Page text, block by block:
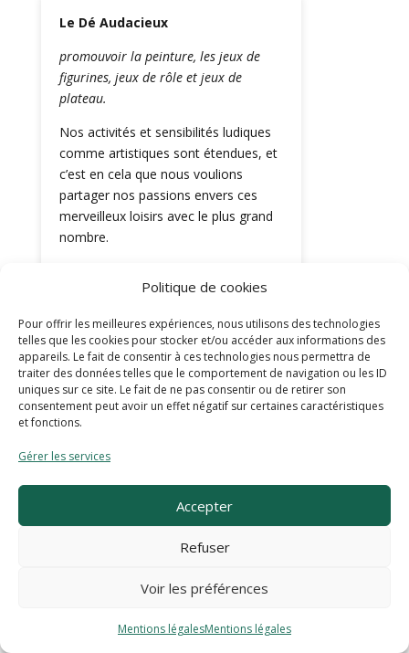
Politique de cookies
Pour offrir les meilleures expériences, nous utilisons des technologies
telles que les cookies pour stocker et/ou accéder aux informations des
appareils. Le fait de consentir à ces technologies nous permettra de
traiter des données telles que le comportement de navigation ou les ID
uniques sur ce site. Le fait de ne pas consentir ou de retirer son
consentement peut avoir un effet négatif sur certaines caractéristiques
et fonctions.
Gérer les services
Accepter
Refuser
Voir les préférences
Mentions légalesMentions légales
Le Dé Audacieux
promouvoir la peinture, les jeux de
figurines, jeux de rôle et jeux de
plateau.
Nos activités et sensibilités ludiques
comme artistiques sont étendues, et
c’est en cela que nous voulions
partager nos passions envers ces
merveilleux loisirs avec le plus grand
nombre.
ledeaudacieux@gmail.com
Majorettes Les Américaines de
Saint-Dié-des-Vosges
défilés lors de manifestations.
6 Rue de la Behouille
88100 Saint-Dié-Des-Vosges
06 82 31 79 05